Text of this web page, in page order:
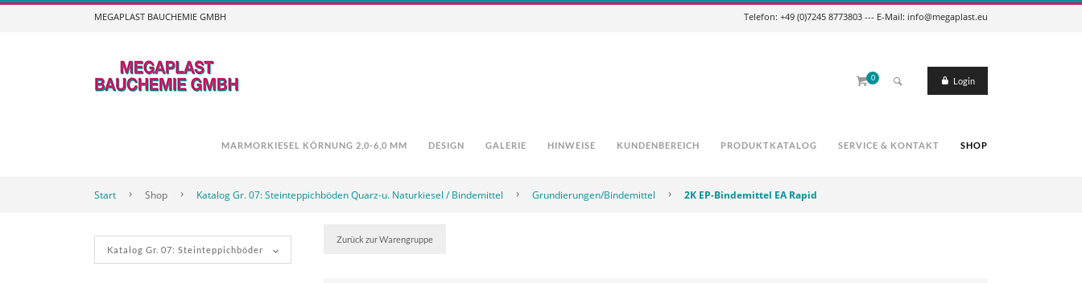
MEGAPLAST BAUCHEMIE GMBH Telefon: +49 (0)7245 8773803 --- E-Mail: info@megaplast.eu
0 Login
MARMORKIESEL KÖRNUNG 2,0-6,0 MM DESIGN GALERIE HINWEISE KUNDENBEREICH PRODUKTKATALOG SERVICE & KONTAKT SHOP
Start Shop Katalog Gr. 07: Steinteppichböden Quarz-u. Naturkiesel / Bindemittel Grundierungen/Bindemittel 2K EP-Bindemittel EA Rapid
Zurück zur Warengruppe